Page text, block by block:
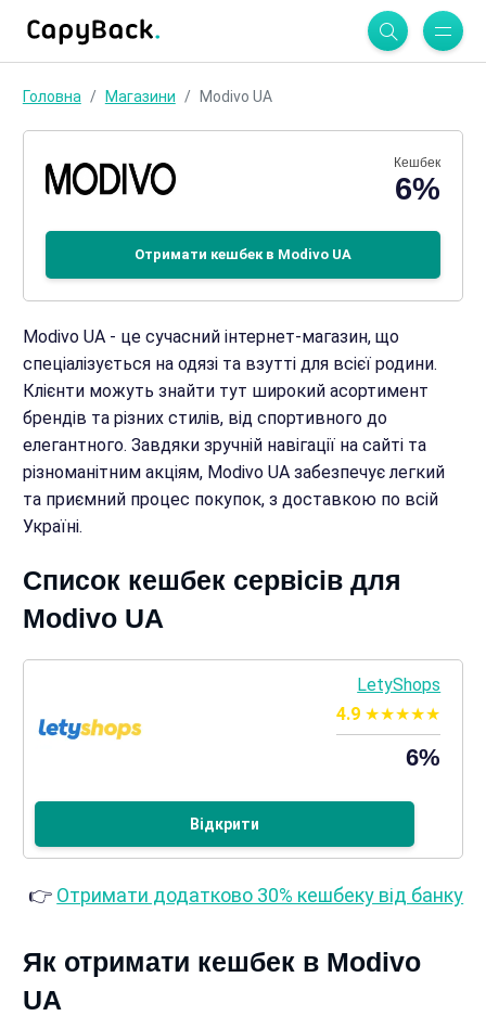
Головна Магазини Modivo UA
Кешбек
6%
Отримати кешбек в Modivo UA
Modivo UA - це сучасний інтернет-магазин, що
спеціалізується на одязі та взутті для всієї родини.
Клієнти можуть знайти тут широкий асортимент
брендів та різних стилів, від спортивного до
елегантного. Завдяки зручній навігації на сайті та
різноманітним акціям, Modivo UA забезпечує легкий
та приємний процес покупок, з доставкою по всій
Україні.
Список кешбек сервісів для
Modivo UA
LetyShops
4.9
6%
Відкрити
👉 Отримати додатково 30% кешбеку від банку
Як отримати кешбек в Modivo
UA